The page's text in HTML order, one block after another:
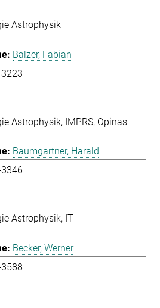
Astrophysik
Balzer, Fabian
Astrophysik IMPRS Opinas
Baumgartner, Harald
Astrophysik IT
Becker, Werner